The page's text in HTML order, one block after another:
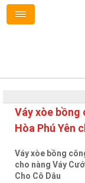
Váy xòe bồng
Hòa Phú Yên
Váy xòe bồng
cho nàng Váy
Cho Cô Dâu